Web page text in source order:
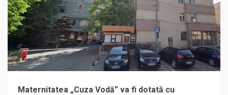
Maternitatea „Cuza Vodă” va fi dotată cu